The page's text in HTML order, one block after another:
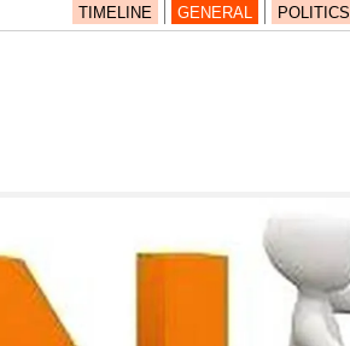
TIMELINE GENERAL POLITICS